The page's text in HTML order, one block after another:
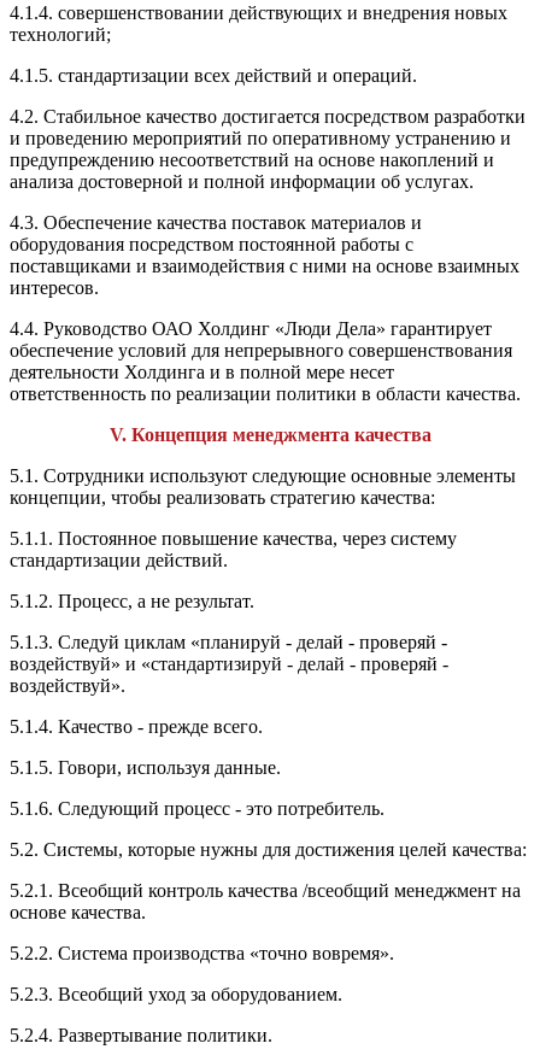
4.1.4. совершенствовании действующих и внедрения новых
технологий;
4.1.5. стандартизации всех действий и операций.
4.2. Стабильное качество достигается посредством разработки
и проведению мероприятий по оперативному устранению и
предупреждению несоответствий на основе накоплений и
анализа достоверной и полной информации об услугах.
4.3. Обеспечение качества поставок материалов и
оборудования посредством постоянной работы с
поставщиками и взаимодействия с ними на основе взаимных
интересов.
4.4. Руководство ОАО Холдинг «Люди Дела» гарантирует
обеспечение условий для непрерывного совершенствования
деятельности Холдинга и в полной мере несет
ответственность по реализации политики в области качества.
V. Концепция менеджмента качества
5.1. Сотрудники используют следующие основные элементы
концепции, чтобы реализовать стратегию качества:
5.1.1. Постоянное повышение качества, через систему
стандартизации действий.
5.1.2. Процесс, а не результат.
5.1.3. Следуй циклам «планируй - делай - проверяй -
воздействуй» и «стандартизируй - делай - проверяй -
воздействуй».
5.1.4. Качество - прежде всего.
5.1.5. Говори, используя данные.
5.1.6. Следующий процесс - это потребитель.
5.2. Системы, которые нужны для достижения целей качества:
5.2.1. Всеобщий контроль качества /всеобщий менеджмент на
основе качества.
5.2.2. Система производства «точно вовремя».
5.2.3. Всеобщий уход за оборудованием.
5.2.4. Развертывание политики.